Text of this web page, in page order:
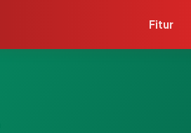
Fitur